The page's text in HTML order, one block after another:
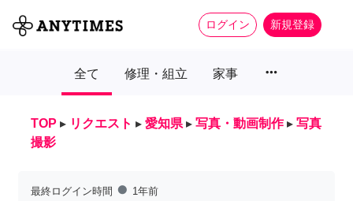
ログイン 新規登録
全て 修理・組立 家事 more_horiz
TOP ▸ リクエスト ▸ 愛知県 ▸ 写真・動画制作 ▸ 写真
撮影
最終ログイン時間 fiber_manual_record 1年前